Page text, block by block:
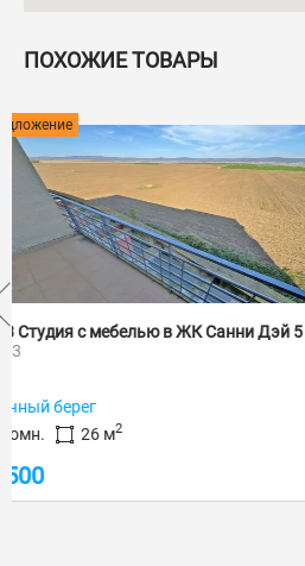
ПОХОЖИЕ ТОВАРЫ
Спецпредложение
ID7563 Студия с мебелью в ЖК
Солнечный берег
1 комн.
€